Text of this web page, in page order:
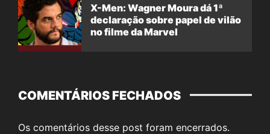
X-Men: Wagner Moura dá 1ª
declaração sobre papel de vilão
no filme da Marvel
COMENTÁRIOS FECHADOS
Os comentários desse post foram encerrados.